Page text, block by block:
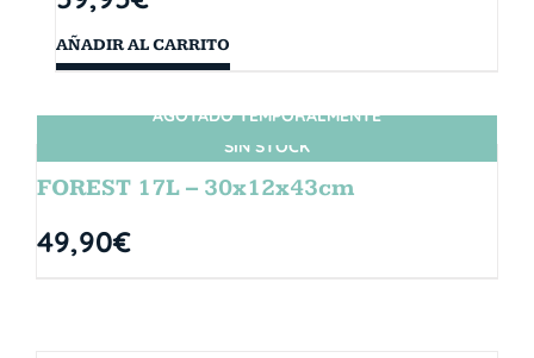
AÑADIR AL CARRITO
SIN STOCK
AGOTADO TEMPORALMENTE
FOREST 17L – 30x12x43cm
49,90€